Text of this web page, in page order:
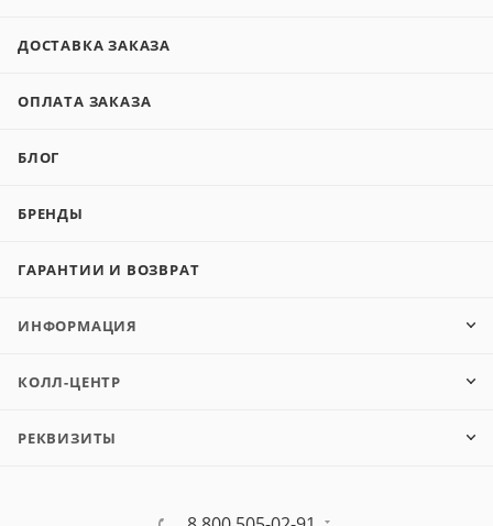
ДОСТАВКА ЗАКАЗА
ОПЛАТА ЗАКАЗА
БЛОГ
БРЕНДЫ
ГАРАНТИИ И ВОЗВРАТ
ИНФОРМАЦИЯ
КОЛЛ-ЦЕНТР
РЕКВИЗИТЫ